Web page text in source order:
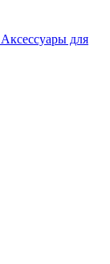
Аксессуары для